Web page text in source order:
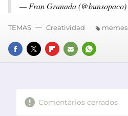
— Fran Granada (@bunsopaco)
FACEBOOK
TWITTERFLIPBOARD
E-
WHATSAPP
TEMAS Creatividad memes
Comentarios cerrados